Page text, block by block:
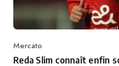
Category
Mercato
Reda Slim connaît enfin